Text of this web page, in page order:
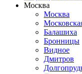
Москва
Москва
Балашиха
Бронницы
Видное
Дмитров